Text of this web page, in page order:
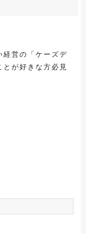
営の「ケーズデ
が好きな方必見